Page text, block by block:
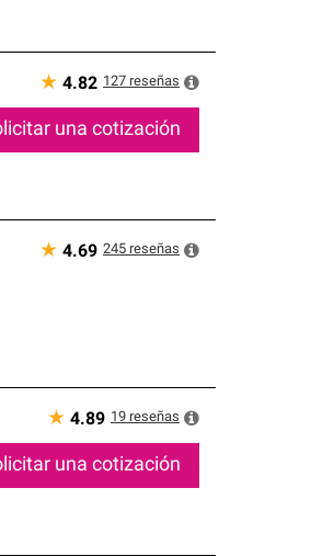
★ 4.82 127 reseñas
una cotización
★ 4.69 245 reseñas
★ 4.89 19 reseñas
una cotización